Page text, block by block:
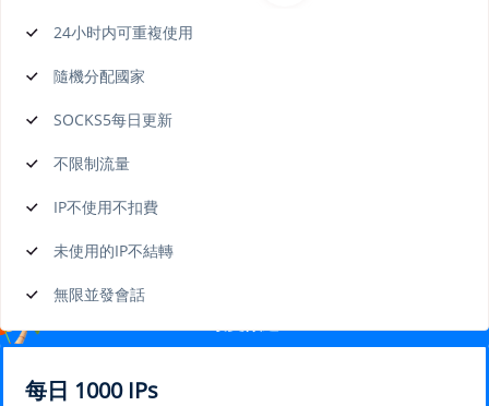
24小时内可重複使用
隨機分配國家
SOCKS5每日更新
不限制流量
IP不使用不扣費
未使用的IP不結轉
無限並發會話
每日 1000 IPs